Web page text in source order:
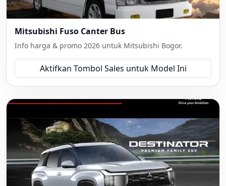
Mitsubishi Fuso Canter Bus
Info harga & promo 2026 untuk Mitsubishi Bogor.
Aktifkan Tombol Sales untuk Model Ini